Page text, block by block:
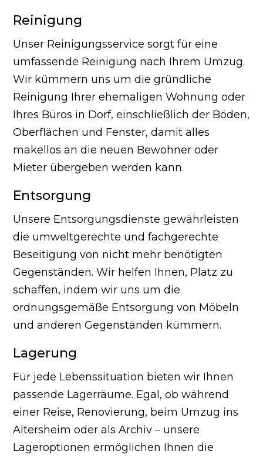
Reinigung
Unser Reinigungsservice sorgt für eine
umfassende Reinigung nach Ihrem Umzug.
Wir kümmern uns um die gründliche
Reinigung Ihrer ehemaligen Wohnung oder
Ihres Büros in Dorf, einschließlich der Böden,
Oberflächen und Fenster, damit alles
makellos an die neuen Bewohner oder
Mieter übergeben werden kann.
Entsorgung
Unsere Entsorgungsdienste gewährleisten
die umweltgerechte und fachgerechte
Beseitigung von nicht mehr benötigten
Gegenständen. Wir helfen Ihnen, Platz zu
schaffen, indem wir uns um die
ordnungsgemäße Entsorgung von Möbeln
und anderen Gegenständen kümmern.
Lagerung
Für jede Lebenssituation bieten wir Ihnen
passende Lagerräume. Egal, ob während
einer Reise, Renovierung, beim Umzug ins
Altersheim oder als Archiv – unsere
Lageroptionen ermöglichen Ihnen die